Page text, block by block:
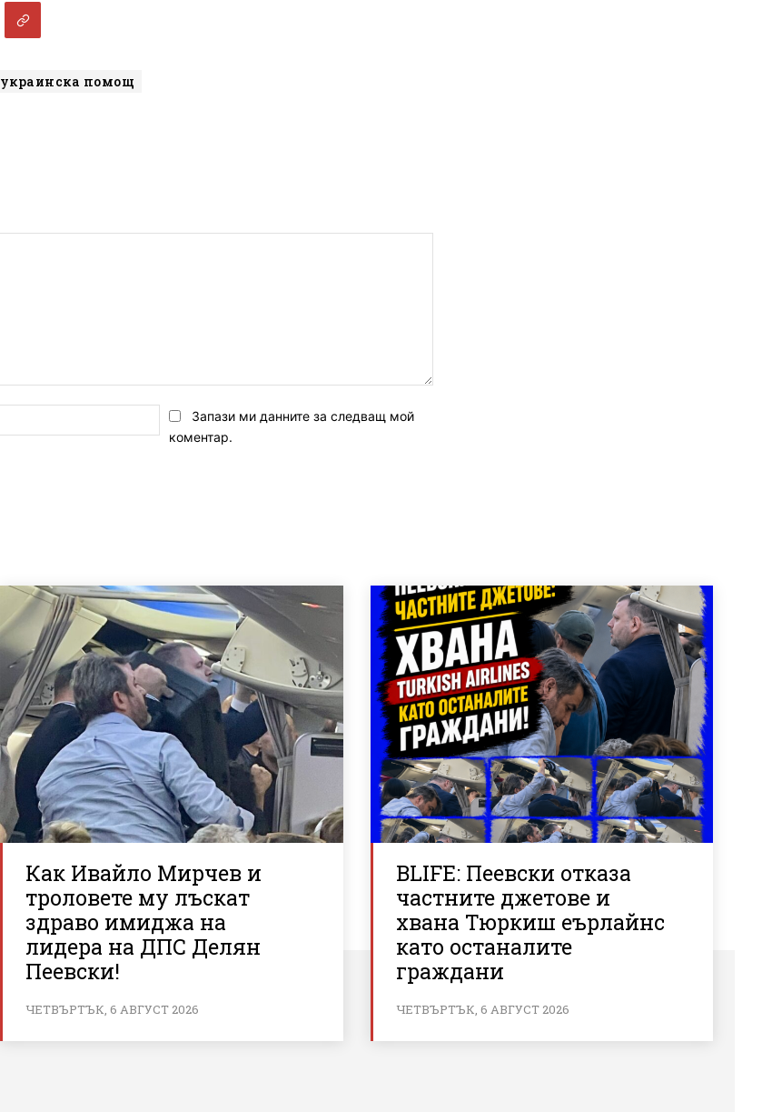
украинска помощ
Email:*Запази ми данните за следващ мой
коментар.
Как Ивайло Мирчев и
троловете му лъскат
здраво имиджа на
лидера на ДПС Делян
Пеевски!
ЧЕТВЪРТЪК, 6 АВГУСТ 2026
BLIFE: Пеевски отказа
частните джетове и
хвана Тюркиш еърлайнс
като останалите
граждани
ЧЕТВЪРТЪК, 6 АВГУСТ 2026